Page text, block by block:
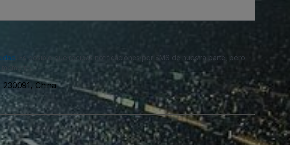
. Es posible que recibas notificaciones por SMS de nuestra parte, pero
China